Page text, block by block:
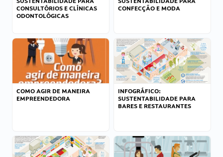
CONSULTÓRIOS E CLÍNICAS
ODONTOLÓGICAS
CONFECÇÃO E MODA
COMO AGIR DE MANEIRA
EMPREENDEDORA
INFOGRÁFICO:
SUSTENTABILIDADE PARA
BARES E RESTAURANTES